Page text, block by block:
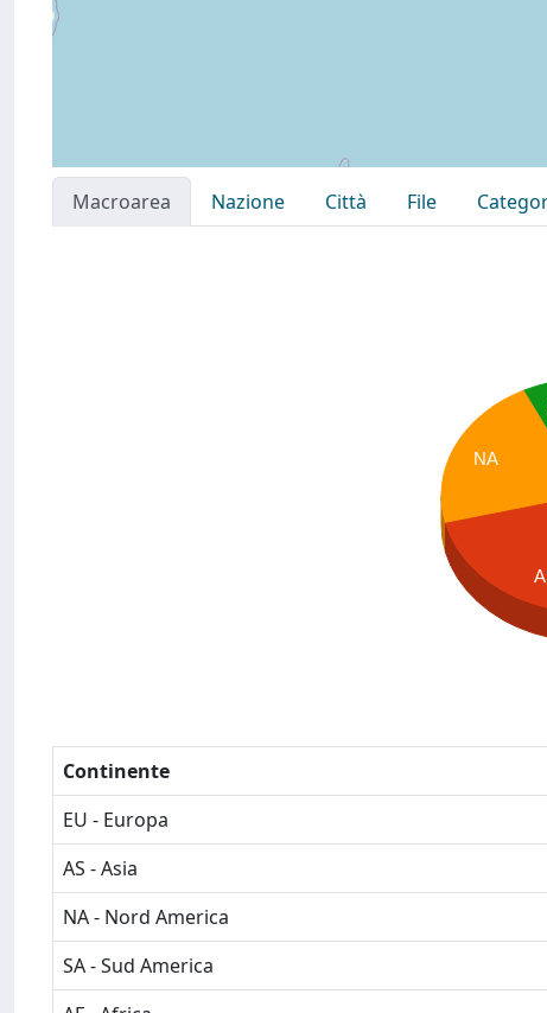
Macroarea Nazione Città File
NA
Continente
EU - Europa
AS - Asia
NA - Nord America
SA - Sud America